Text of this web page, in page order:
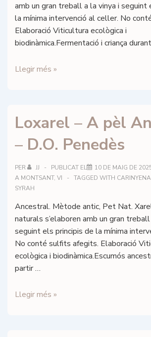
amb un gran treball a la vinya i seguint
la mínima intervenció al celler. No
Elaboració Viticultura ecològica i
biodinàmica.Fermentació i criança
Loxarel
negre
–
D.O.
Llegir més »
Loxarel – A pèl
– D.O. Penedès
PER JJ PUBLICAT EL 10 DE MAIG DE
A MONTSANT, VI TAGGED WITH CARINYENA
SYRAH
Ancestral. Mètode antic, Pet Nat.
naturals s’elaboren amb un gran
seguint els principis de la mínima
No conté sulfits afegits. Elaboració
ecològica i biodinàmica.Escumós
partir …
Loxarel
Llegir més »